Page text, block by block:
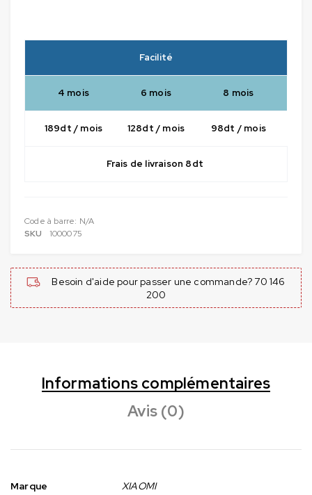
Facilité
4 mois 6 mois 8 mois
189dt / mois 128dt / mois 98dt / mois
Frais de livraison 8dt
Code à barre: N/A
SKU
1000075
Besoin d'aide pour passer une commande? 70 146
200
Informations complémentaires
Avis (0)
Marque XIAOMI